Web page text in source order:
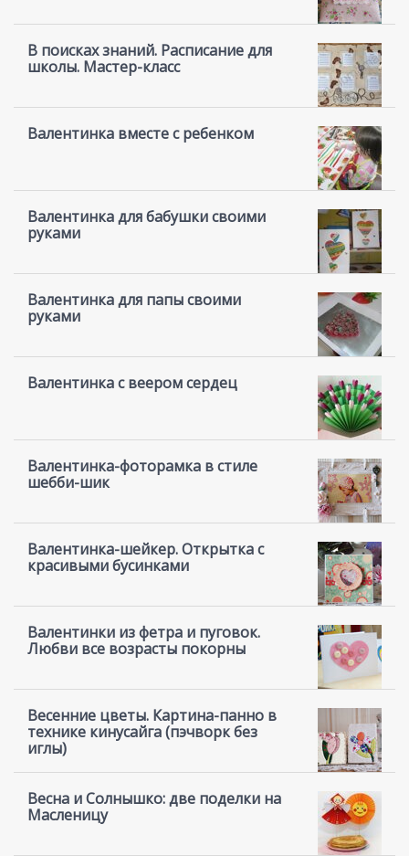
В поисках знаний. Расписание для
школы. Мастер-класс
Валентинка вместе с ребенком
Валентинка для бабушки своими
руками
Валентинка для папы своими
руками
Валентинка с веером сердец
Валентинка-фоторамка в стиле
шебби-шик
Валентинка-шейкер. Открытка с
красивыми бусинками
Валентинки из фетра и пуговок.
Любви все возрасты покорны
Весенние цветы. Картина-панно в
технике кинусайга (пэчворк без
иглы)
Весна и Солнышко: две поделки на
Масленицу